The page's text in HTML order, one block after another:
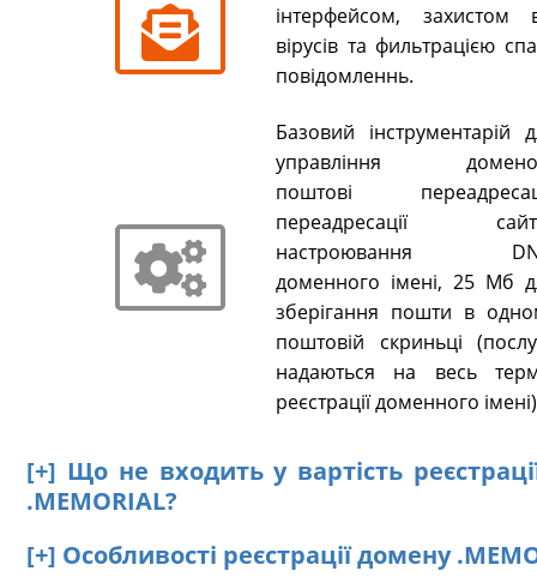
інтерфейсом, захистом
вірусів та фильтрацією
повідомленнь.
Базовий інструментарій
управління
поштові
переадресації
настроювання
доменного імені, 25 Мб
зберігання пошти в
поштовій скриньці
надаються на весь
реєстрації доменного
[+] Що не входить у вартість
.MEMORIAL?
[+] Особливості реєстрації домену